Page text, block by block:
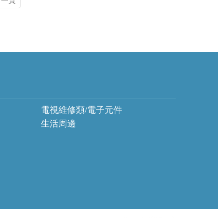
電視維修類/電子元件
生活周邊